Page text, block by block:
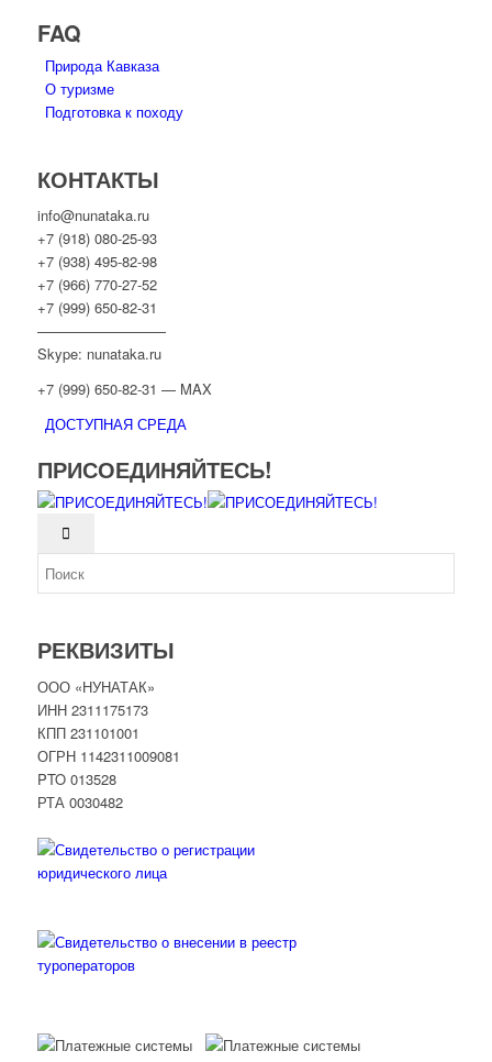
FAQ
Природа Кавказа
О туризме
Подготовка к походу
КОНТАКТЫ
info@nunataka.ru
+7 (918) 080-25-93
+7 (938) 495-82-98
+7 (966) 770-27-52
+7 (999) 650-82-31
—————————
Skype: nunataka.ru
+7 (999) 650-82-31 — MAX
ДОСТУПНАЯ СРЕДА
ПРИСОЕДИНЯЙТЕСЬ!
РЕКВИЗИТЫ
ООО «НУНАТАК»
ИНН 2311175173
КПП 231101001
ОГРН 1142311009081
PTO 013528
РТА 0030482